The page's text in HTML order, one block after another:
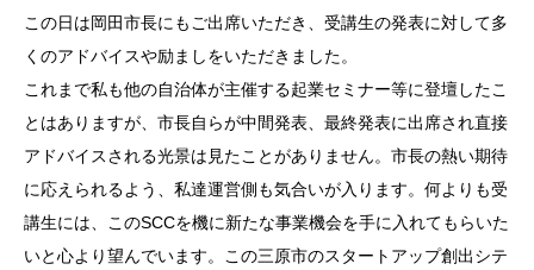
この日は岡田市長にもご出席いただき、受講生の発表に対して多
くのアドバイスや励ましをいただきました。
これまで私も他の自治体が主催する起業セミナー等に登壇したこ
とはありますが、市長自らが中間発表、最終発表に出席され直接
アドバイスされる光景は見たことがありません。市長の熱い期待
に応えられるよう、私達運営側も気合いが入ります。何よりも受
講生には、このSCCを機に新たな事業機会を手に入れてもらいた
いと心より望んでいます。この三原市のスタートアップ創出シテ